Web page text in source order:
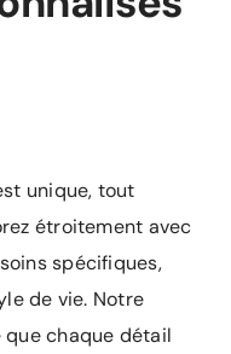
unique, tout
étroitement avec
spécifiques,
de vie. Notre
que chaque détail